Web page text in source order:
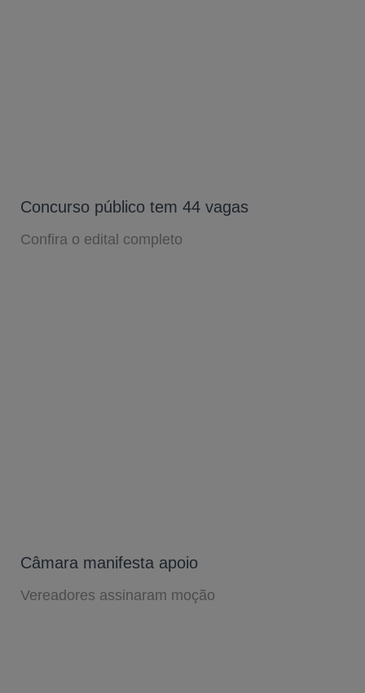
Concurso público tem 44 vagas
Confira o edital completo
Câmara manifesta apoio
Vereadores assinaram moção